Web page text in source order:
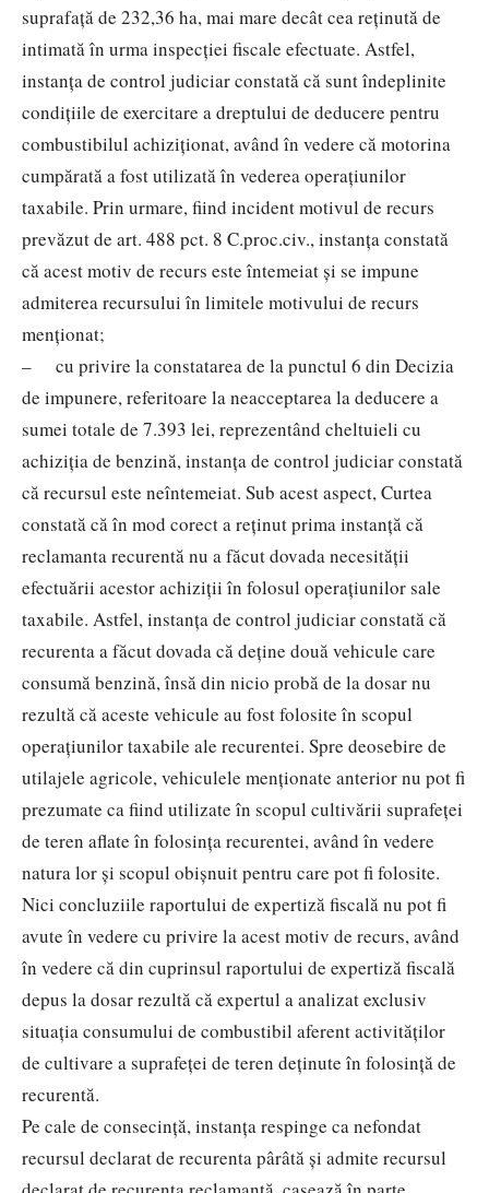
suprafaţă de 232,36 ha, mai mare decât cea reţinută de
intimată în urma inspecţiei fiscale efectuate. Astfel,
instanţa de control judiciar constată că sunt îndeplinite
condiţiile de exercitare a dreptului de deducere pentru
combustibilul achiziţionat, având în vedere că motorina
cumpărată a fost utilizată în vederea operaţiunilor
taxabile. Prin urmare, fiind incident motivul de recurs
prevăzut de art. 488 pct. 8 C.proc.civ., instanţa constată
că acest motiv de recurs este întemeiat şi se impune
admiterea recursului în limitele motivului de recurs
menţionat;
– cu privire la constatarea de la punctul 6 din Decizia
de impunere, referitoare la neacceptarea la deducere a
sumei totale de 7.393 lei, reprezentând cheltuieli cu
achiziţia de benzină, instanţa de control judiciar constată
că recursul este neîntemeiat. Sub acest aspect, Curtea
constată că în mod corect a reţinut prima instanţă că
reclamanta recurentă nu a făcut dovada necesităţii
efectuării acestor achiziţii în folosul operaţiunilor sale
taxabile. Astfel, instanţa de control judiciar constată că
recurenta a făcut dovada că deţine două vehicule care
consumă benzină, însă din nicio probă de la dosar nu
rezultă că aceste vehicule au fost folosite în scopul
operaţiunilor taxabile ale recurentei. Spre deosebire de
utilajele agricole, vehiculele menţionate anterior nu pot fi
prezumate ca fiind utilizate în scopul cultivării suprafeţei
de teren aflate în folosinţa recurentei, având în vedere
natura lor şi scopul obişnuit pentru care pot fi folosite.
Nici concluziile raportului de expertiză fiscală nu pot fi
avute în vedere cu privire la acest motiv de recurs, având
în vedere că din cuprinsul raportului de expertiză fiscală
depus la dosar rezultă că expertul a analizat exclusiv
situaţia consumului de combustibil aferent activităţilor
de cultivare a suprafeţei de teren deţinute în folosinţă de
recurentă.
Pe cale de consecinţă, instanţa respinge ca nefondat
recursul declarat de recurenta pârâtă şi admite recursul